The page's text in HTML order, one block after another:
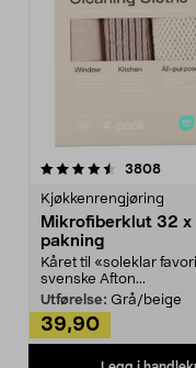
3808
Kjøkkenrengjøring
Mikrofiberklut 32 x
pakning
Kåret til «soleklar
svenske Afton...
Utførelse: Grå/beige
39,90
4.5av 5 stjerner